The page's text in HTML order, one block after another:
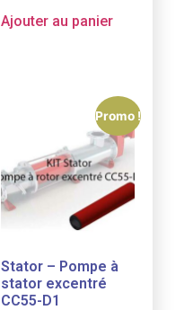
Ajouter au panier
Promo !
Stator – Pompe à
stator excentré
CC55-D1